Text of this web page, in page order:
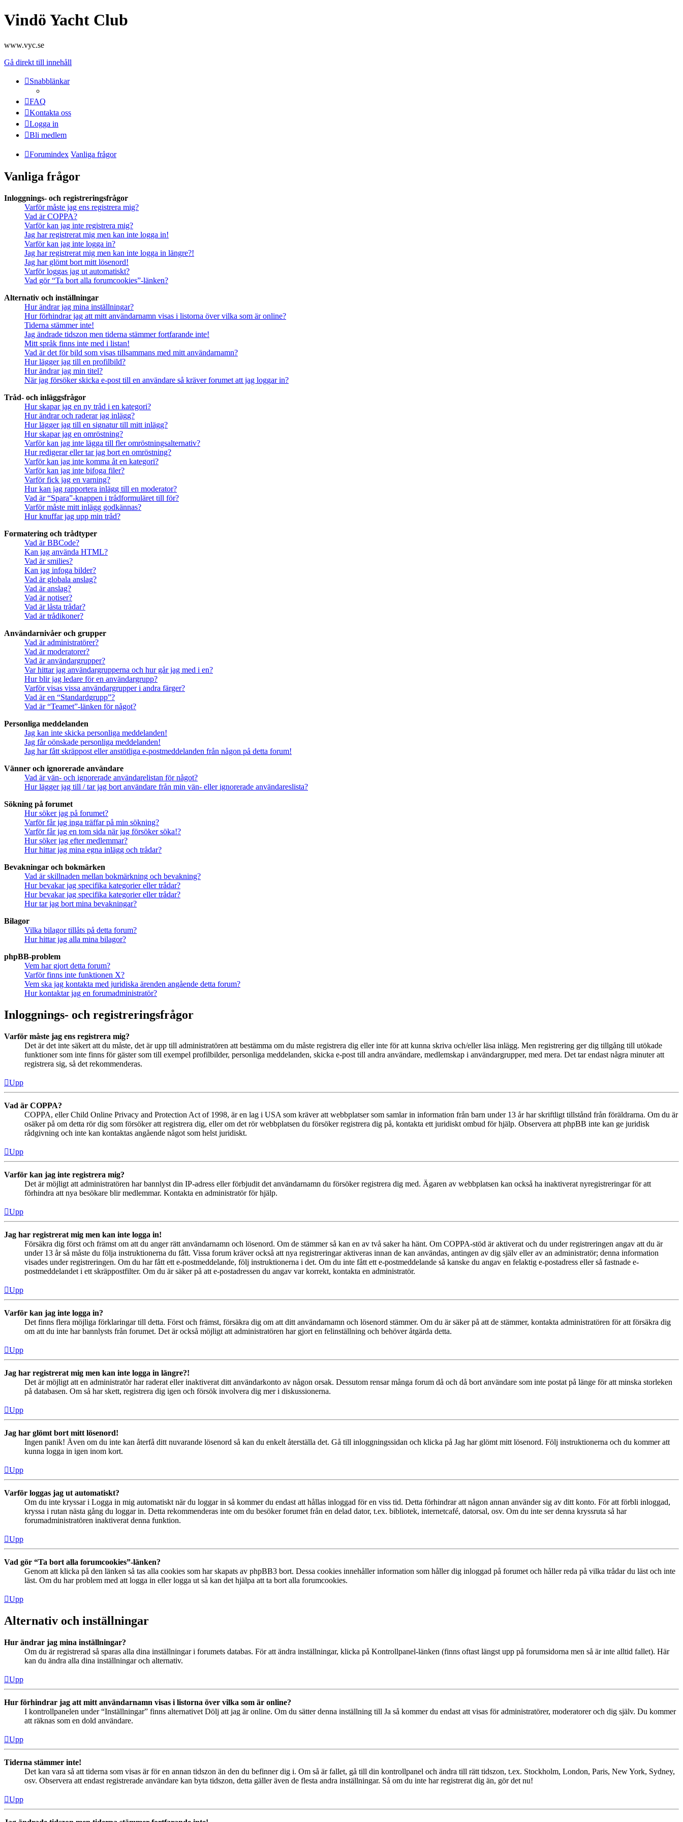
Vindö Yacht Club
www.vyc.se
Gå direkt till innehåll
Snabblänkar
FAQ
Kontakta oss
Logga in
Bli medlem
Forumindex Vanliga frågor
Vanliga frågor
Inloggnings- och registreringsfrågor
Varför måste jag ens registrera mig?
Vad är COPPA?
Varför kan jag inte registrera mig?
Jag har registrerat mig men kan inte logga in!
Varför kan jag inte logga in?
Jag har registrerat mig men kan inte logga in längre?!
Jag har glömt bort mitt lösenord!
Varför loggas jag ut automatiskt?
Vad gör “Ta bort alla forumcookies”-länken?
Alternativ och inställningar
Hur ändrar jag mina inställningar?
Hur förhindrar jag att mitt användarnamn visas i listorna över vilka som är online?
Tiderna stämmer inte!
Jag ändrade tidszon men tiderna stämmer fortfarande inte!
Mitt språk finns inte med i listan!
Vad är det för bild som visas tillsammans med mitt användarnamn?
Hur lägger jag till en profilbild?
Hur ändrar jag min titel?
När jag försöker skicka e-post till en användare så kräver forumet att jag loggar in?
Tråd- och inläggsfrågor
Hur skapar jag en ny tråd i en kategori?
Hur ändrar och raderar jag inlägg?
Hur lägger jag till en signatur till mitt inlägg?
Hur skapar jag en omröstning?
Varför kan jag inte lägga till fler omröstningsalternativ?
Hur redigerar eller tar jag bort en omröstning?
Varför kan jag inte komma åt en kategori?
Varför kan jag inte bifoga filer?
Varför fick jag en varning?
Hur kan jag rapportera inlägg till en moderator?
Vad är “Spara”-knappen i trådformuläret till för?
Varför måste mitt inlägg godkännas?
Hur knuffar jag upp min tråd?
Formatering och trådtyper
Vad är BBCode?
Kan jag använda HTML?
Vad är smilies?
Kan jag infoga bilder?
Vad är globala anslag?
Vad är anslag?
Vad är notiser?
Vad är låsta trådar?
Vad är trådikoner?
Användarnivåer och grupper
Vad är administratörer?
Vad är moderatorer?
Vad är användargrupper?
Var hittar jag användargrupperna och hur går jag med i en?
Hur blir jag ledare för en användargrupp?
Varför visas vissa användargrupper i andra färger?
Vad är en “Standardgrupp”?
Vad är “Teamet”-länken för något?
Personliga meddelanden
Jag kan inte skicka personliga meddelanden!
Jag får oönskade personliga meddelanden!
Jag har fått skräppost eller anstötliga e-postmeddelanden från någon på detta forum!
Vänner och ignorerade användare
Vad är vän- och ignorerade användarelistan för något?
Hur lägger jag till / tar jag bort användare från min vän- eller ignorerade användareslista?
Sökning på forumet
Hur söker jag på forumet?
Varför får jag inga träffar på min sökning?
Varför får jag en tom sida när jag försöker söka!?
Hur söker jag efter medlemmar?
Hur hittar jag mina egna inlägg och trådar?
Bevakningar och bokmärken
Vad är skillnaden mellan bokmärkning och bevakning?
Hur bevakar jag specifika kategorier eller trådar?
Hur bevakar jag specifika kategorier eller trådar?
Hur tar jag bort mina bevakningar?
Bilagor
Vilka bilagor tillåts på detta forum?
Hur hittar jag alla mina bilagor?
phpBB-problem
Vem har gjort detta forum?
Varför finns inte funktionen X?
Vem ska jag kontakta med juridiska ärenden angående detta forum?
Hur kontaktar jag en forumadministratör?
Inloggnings- och registreringsfrågor
Varför måste jag ens registrera mig?
Det är det inte säkert att du måste, det är upp till administratören att bestämma om du måste registrera dig eller inte för att kunna skriva och/eller läsa inlägg. Men registrering ger dig tillgång till utökade
funktioner som inte finns för gäster som till exempel profilbilder, personliga meddelanden, skicka e-post till andra användare, medlemskap i användargrupper, med mera. Det tar endast några minuter att
registrera sig, så det rekommenderas.
Upp
Vad är COPPA?
COPPA, eller Child Online Privacy and Protection Act of 1998, är en lag i USA som kräver att webbplatser som samlar in information från barn under 13 år har skriftligt tillstånd från föräldrarna. Om du är
osäker på om detta rör dig som försöker att registrera dig, eller om det rör webbplatsen du försöker registrera dig på, kontakta ett juridiskt ombud för hjälp. Observera att phpBB inte kan ge juridisk
rådgivning och inte kan kontaktas angående något som helst juridiskt.
Upp
Varför kan jag inte registrera mig?
Det är möjligt att administratören har bannlyst din IP-adress eller förbjudit det användarnamn du försöker registrera dig med. Ägaren av webbplatsen kan också ha inaktiverat nyregistreringar för att
förhindra att nya besökare blir medlemmar. Kontakta en administratör för hjälp.
Upp
Jag har registrerat mig men kan inte logga in!
Försäkra dig först och främst om att du anger rätt användarnamn och lösenord. Om de stämmer så kan en av två saker ha hänt. Om COPPA-stöd är aktiverat och du under registreringen angav att du är
under 13 år så måste du följa instruktionerna du fått. Vissa forum kräver också att nya registreringar aktiveras innan de kan användas, antingen av dig själv eller av an administratör; denna information
visades under registreringen. Om du har fått ett e-postmeddelande, följ instruktionerna i det. Om du inte fått ett e-postmeddelande så kanske du angav en felaktig e-postadress eller så fastnade e-
postmeddelandet i ett skräppostfilter. Om du är säker på att e-postadressen du angav var korrekt, kontakta en administratör.
Upp
Varför kan jag inte logga in?
Det finns flera möjliga förklaringar till detta. Först och främst, försäkra dig om att ditt användarnamn och lösenord stämmer. Om du är säker på att de stämmer, kontakta administratören för att försäkra dig
om att du inte har bannlysts från forumet. Det är också möjligt att administratören har gjort en felinställning och behöver åtgärda detta.
Upp
Jag har registrerat mig men kan inte logga in längre?!
Det är möjligt att en administratör har raderat eller inaktiverat ditt användarkonto av någon orsak. Dessutom rensar många forum då och då bort användare som inte postat på länge för att minska storleken
på databasen. Om så har skett, registrera dig igen och försök involvera dig mer i diskussionerna.
Upp
Jag har glömt bort mitt lösenord!
Ingen panik! Även om du inte kan återfå ditt nuvarande lösenord så kan du enkelt återställa det. Gå till inloggningssidan och klicka på Jag har glömt mitt lösenord. Följ instruktionerna och du kommer att
kunna logga in igen inom kort.
Upp
Varför loggas jag ut automatiskt?
Om du inte kryssar i Logga in mig automatiskt när du loggar in så kommer du endast att hållas inloggad för en viss tid. Detta förhindrar att någon annan använder sig av ditt konto. För att förbli inloggad,
kryssa i rutan nästa gång du loggar in. Detta rekommenderas inte om du besöker forumet från en delad dator, t.ex. bibliotek, internetcafé, datorsal, osv. Om du inte ser denna kryssruta så har
forumadministratören inaktiverat denna funktion.
Upp
Vad gör “Ta bort alla forumcookies”-länken?
Genom att klicka på den länken så tas alla cookies som har skapats av phpBB3 bort. Dessa cookies innehåller information som håller dig inloggad på forumet och håller reda på vilka trådar du läst och inte
läst. Om du har problem med att logga in eller logga ut så kan det hjälpa att ta bort alla forumcookies.
Upp
Alternativ och inställningar
Hur ändrar jag mina inställningar?
Om du är registrerad så sparas alla dina inställningar i forumets databas. För att ändra inställningar, klicka på Kontrollpanel-länken (finns oftast längst upp på forumsidorna men så är inte alltid fallet). Här
kan du ändra alla dina inställningar och alternativ.
Upp
Hur förhindrar jag att mitt användarnamn visas i listorna över vilka som är online?
I kontrollpanelen under “Inställningar” finns alternativet Dölj att jag är online. Om du sätter denna inställning till Ja så kommer du endast att visas för administratörer, moderatorer och dig själv. Du kommer
att räknas som en dold användare.
Upp
Tiderna stämmer inte!
Det kan vara så att tiderna som visas är för en annan tidszon än den du befinner dig i. Om så är fallet, gå till din kontrollpanel och ändra till rätt tidszon, t.ex. Stockholm, London, Paris, New York, Sydney,
osv. Observera att endast registrerade användare kan byta tidszon, detta gäller även de flesta andra inställningar. Så om du inte har registrerat dig än, gör det nu!
Upp